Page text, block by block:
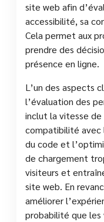
site web afin
accessibilité, sa
Cela permet aux
prendre des
présence en ligne.
L’un des aspects
l’évaluation des
inclut la vitesse
compatibilité avec
du code et
de chargement
visiteurs et
site web. En
améliorer
probabilité que